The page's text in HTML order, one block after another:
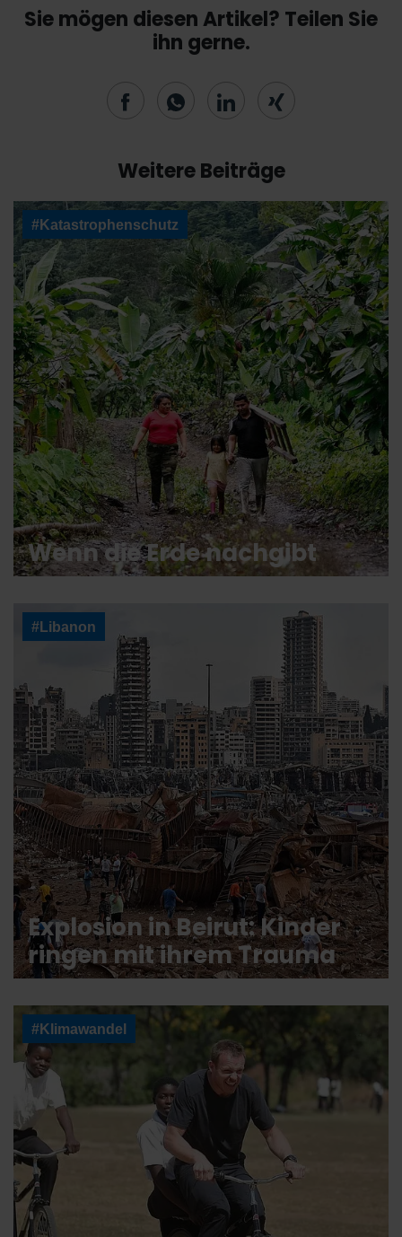
Sie mögen diesen Artikel? Teilen Sie
ihn gerne.
Weitere Beiträge
#Katastrophenschutz
Wenn die Erde nachgibt
#Libanon
Explosion in Beirut: Kinder
ringen mit ihrem Trauma
#Klimawandel